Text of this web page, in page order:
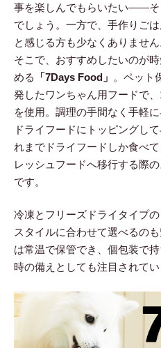
事を楽しんでもらいたい――そ
でしょう。一方で、手作りご
と感じる方も少なくありません
そこで、おすすめしたいのが
める
「7Days Food」 。ペット
発したワンちゃん用フードで
を使用。調理の手間なく手軽
ドライフードにトッピングし
れまでドライフードしか食べ
レッシュフードへ移行する際
です。
冷凍とフリーズドライタイプ
スタイルに合わせて選べるの
は常温で保管でき、個包装で
時の備えとしても注目されてい